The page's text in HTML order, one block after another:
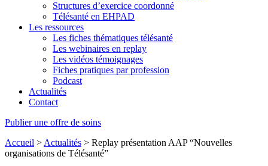
Structures d’exercice coordonné
Télésanté en EHPAD
Les ressources
Les fiches thématiques télésanté
Les webinaires en replay
Les vidéos témoignages
Fiches pratiques par profession
Podcast
Actualités
Contact
Publier une offre de soins
Accueil > Actualités > Replay présentation AAP “Nouvelles
organisations de Télésanté”